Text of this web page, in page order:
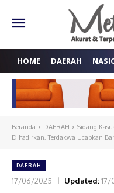
HOME DAERAH
Beranda DAERAH
Sidang
Dihadirkan, Terdakwa Ucapkan
DAERAH
17/06/2025 Updated:17/